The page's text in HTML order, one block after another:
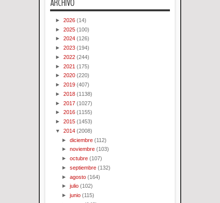
ARCHIVO
► 2026 (14)
► 2025 (100)
► 2024 (126)
► 2023 (194)
► 2022 (244)
► 2021 (175)
► 2020 (220)
► 2019 (407)
► 2018 (1138)
► 2017 (1027)
► 2016 (1155)
► 2015 (1453)
▼ 2014 (2008)
►diciembre (112)
►noviembre (103)
►octubre (107)
►septiembre (132)
►agosto (164)
►julio (102)
►junio (115)